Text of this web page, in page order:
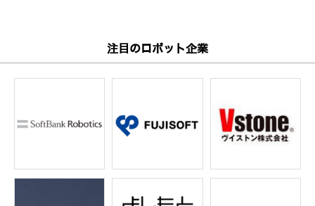
注目のロボット企業